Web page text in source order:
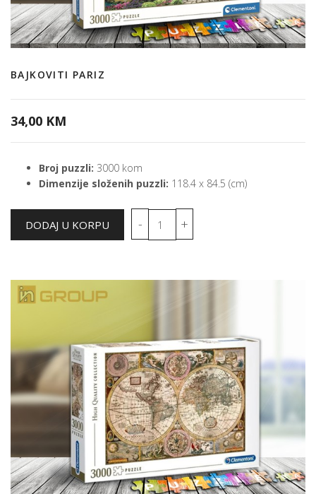
BAJKOVITI PARIZ
34,00 KM
Broj puzzli: 3000 kom
Dimenzije složenih puzzli: 118.4 x 84.5 (cm)